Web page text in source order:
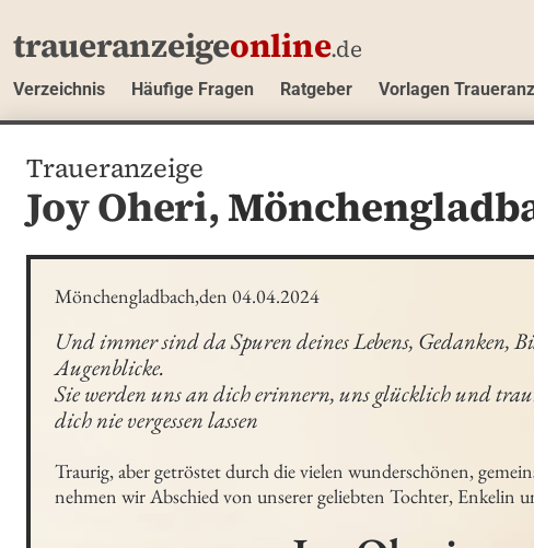
traueranzeigeonline.de
Verzeichnis Häufige Fragen Ratgeber Vorlagen
Traueranzeige
Joy Oheri,
Mönchengladbach,den 04.04.2024
Und immer sind da Spuren deines Lebens, Gedanken,
Augenblicke.
Sie werden uns an dich erinnern, uns glücklich und
dich nie vergessen lassen
Traurig, aber getröstet durch die vielen wunderschönen,
nehmen wir Abschied von unserer geliebten Tochter, Enkelin